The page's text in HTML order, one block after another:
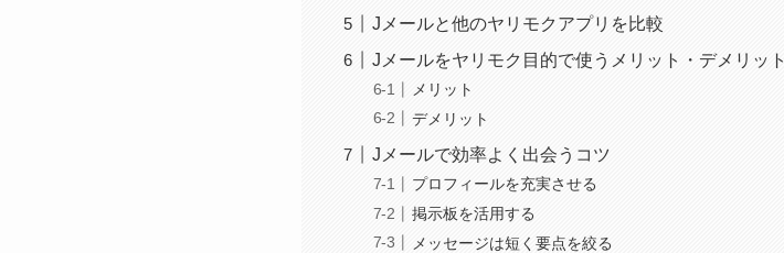
Jメールと他のヤリモクアプリを比較
Jメールをヤリモク目的で使うメリット・デメリット
メリット
デメリット
Jメールで効率よく出会うコツ
プロフィールを充実させる
掲示板を活用する
メッセージは短く要点を絞る